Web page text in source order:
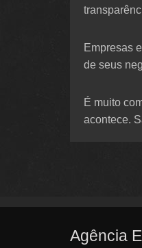
Empresas
de seus
É muito
acontece.
Agência